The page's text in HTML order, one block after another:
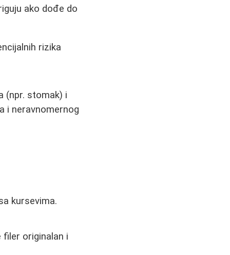
ako dođe do
rizika
(npr. stomak) i
i neravnomernog
kursevima.
originalan i